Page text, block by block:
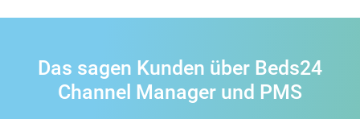
Das sagen Kunden über Beds24
Channel Manager und PMS